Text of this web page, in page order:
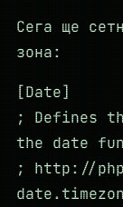
Сега ще
зона:
[Date]
; Defines
the date
; http://